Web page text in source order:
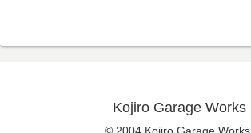
Kojiro Garage Works
© 2004 Kojiro Garage Works.